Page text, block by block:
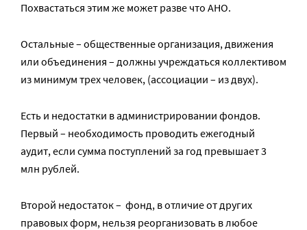
Похвастаться этим же может разве что АНО.
Остальные – общественные организация, движения
или объединения – должны учреждаться коллективом
из минимум трех человек, (ассоциации – из двух).
Есть и недостатки в администрировании фондов.
Первый – необходимость проводить ежегодный
аудит, если сумма поступлений за год превышает 3
млн рублей.
Второй недостаток – фонд, в отличие от других
правовых форм, нельзя реорганизовать в любое